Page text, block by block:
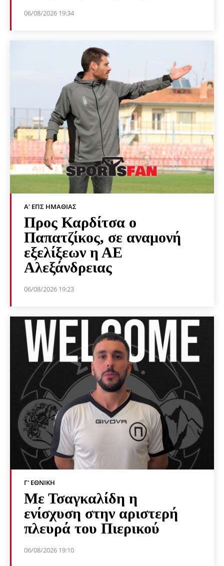
06/08/2026 19:34
Α' ΕΠΣ ΗΜΑΘΊΑΣ
Προς Καρδίτσα ο
Παπατζίκος, σε αναμονή
εξελίξεων η ΑΕ
Αλεξάνδρειας
06/08/2026 19:23
Γ' ΕΘΝΙΚΉ
Με Τσαγκαλίδη η
ενίσχυση στην αριστερή
πλευρά του Πιερικού
06/08/2026 19:10